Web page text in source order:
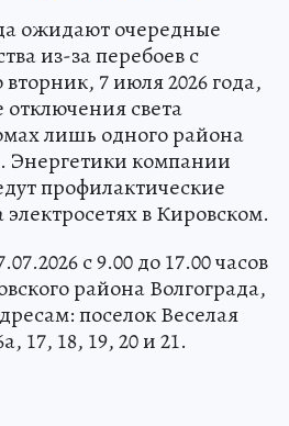
ожидают очередные
из-за перебоев с
7 июля 2026 года,
отключения света
лишь одного района
Энергетики компании
профилактические
в Кировском.
с 9.00 до 17.00 часов
района Волгограда,
поселок Веселая
17, 18, 19, 20 и 21.